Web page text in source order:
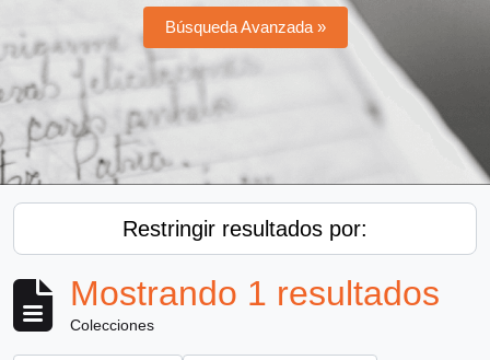
Búsqueda Avanzada »
Restringir resultados por:
Mostrando 1 resultados
Colecciones